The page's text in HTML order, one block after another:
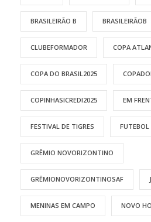
BRASILEIRÃO B BRASILEIRÃOB
CLUBEFORMADOR COPA
COPA DO BRASIL2025
COPINHASICREDI2025 EM
FESTIVAL DE TIGRES FUTEBOL
GRÊMIO NOVORIZONTINO
GRÊMIONOVORIZONTINOSAF
MENINAS EM CAMPO NOVO